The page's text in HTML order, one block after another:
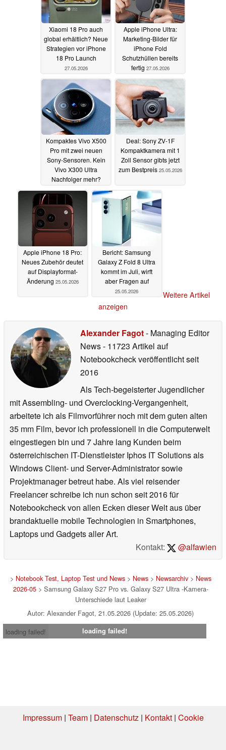
Xiaomi 18 Pro auch
global erhältlich? Neue
Strategien vor iPhone
18 Pro Launch
27.05.2026
Apple iPhone Ultra:
Marketing-Bilder für
iPhone Fold
Schutzhüllen bereits
fertig 27.05.2026
Kompaktes Vivo X500
Pro mit zwei neuen
Sony-Sensoren. Kein
Vivo X300 Ultra
Nachfolger mehr?
27.05.2026
Deal: Sony ZV-1F
Kompaktkamera mit 1
Zoll Sensor gibts jetzt
zum Bestpreis 25.05.2026
Apple iPhone 18 Pro:
Neues Zubehör deutet
auf Displayformat-
Änderung 25.05.2026
Bericht: Samsung
Galaxy Z Fold 8 Ultra
kommt im Juli, wirft
aber Fragen auf
25.05.2026
Weitere Artikel
anzeigen
Alexander Fagot- Managing Editor
News- 11723 Artikel auf
Notebookcheck veröffentlichtseit
2016
Als Tech-begeisterter Jugendlicher
mit Assembling- und Overclocking-Vergangenheit,
arbeitete ich als Filmvorführer noch mit dem guten alten
35 mm Film, bevor ich professionell in die Computerwelt
eingestiegen bin und 7 Jahre lang Kunden beim
österreichischen IT-Dienstleister Iphos IT Solutions als
Windows Client- und Server-Administrator sowie
Projektmanager betreut habe. Als viel reisender
Freelancer schreibe ich nun schon seit 2016 für
Notebookcheck von allen Ecken dieser Welt aus über
brandaktuelle mobile Technologien in Smartphones,
Laptops und Gadgets aller Art.
Kontakt:
@alfawien
> Notebook Test, Laptop Test und News> News> Newsarchiv> News
2026-05> Samsung Galaxy S27 Pro vs. Galaxy S27 Ultra -Kamera-
Unterschiede laut Leaker
Autor: Alexander Fagot, 21.05.2026 (Update: 25.05.2026)
loading failed!
loading failed!
Impressum| Team| Datenschutz| Kontakt| Cookie